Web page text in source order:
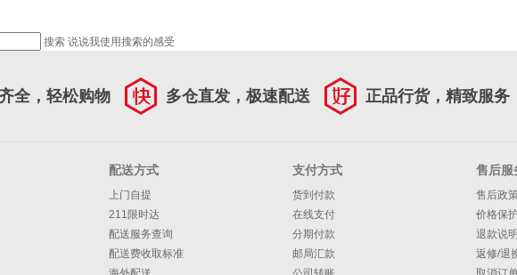
搜索 说说我使用搜索的感受
全，轻松购物 多仓直发，极速配送 正品行货，精致服务
配送方式
上门自提
211限时达
配送服务查询
配送费收取标准
支付方式
货到付款
在线支付
分期付款
邮局汇款
售后服
售后政
价格保
退款说
返修/退